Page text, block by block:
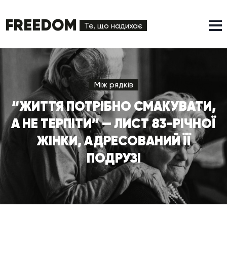
FREEDOM Те, що надихає
Між рядків
“ЖИТТЯ ПОТРІБНО СМАКУВАТИ,
А НЕ ТЕРПІТИ” — ЛИСТ 83-РІЧНОЇ
ЖІНКИ, АДРЕСОВАНИЙ ЇЇ
ПОДРУЗІ